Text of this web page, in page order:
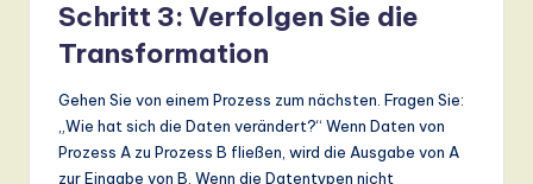
Schritt 3: Verfolgen Sie die
Transformation
Gehen Sie von einem Prozess zum nächsten. Fragen Sie:
„Wie hat sich die Daten verändert?“ Wenn Daten von
Prozess A zu Prozess B fließen, wird die Ausgabe von A
zur Eingabe von B. Wenn die Datentypen nicht